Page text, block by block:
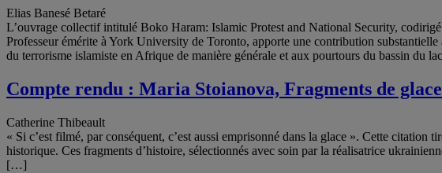
Elias Banesé Betaré
L’ouvrage collectif intitulé Boko Haram: Islamic Protest and National Security,
Professeur émérite à York University de Toronto, apporte une contribution
du terrorisme islamiste en Afrique de manière générale et aux pourtours du bassin du
Compte rendu : Maria Stoianova, Fragments de
Catherine Thibeault
« Si c’est filmé, par conséquent, c’est aussi emprisonné dans la glace ». Cette
historique. Ces fragments d’histoire, sélectionnés avec soin par la réalisatrice
[…]